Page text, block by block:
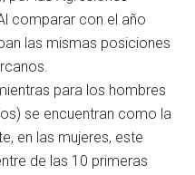
comparar con el año
las mismas posiciones
para los hombres
se encuentran como la
en las mujeres, este
de las 10 primeras